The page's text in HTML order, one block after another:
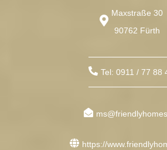
Maxstraße 30
90762 Fürth
Tel: 0911 / 77 88
https://